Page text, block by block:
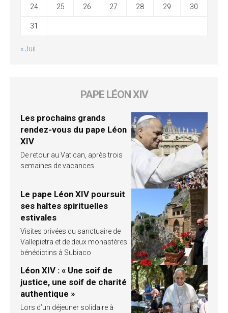
24 25 26 27 28 29 30
31
« Juil
PAPE LÉON XIV
Les prochains grands
rendez-vous du pape Léon
XIV
De retour au Vatican, après trois
semaines de vacances
Le pape Léon XIV poursuit
ses haltes spirituelles
estivales
Visites privées du sanctuaire de
Vallepietra et de deux monastères
bénédictins à Subiaco
Léon XIV : « Une soif de
justice, une soif de charité
authentique »
Lors d’un déjeuner solidaire à